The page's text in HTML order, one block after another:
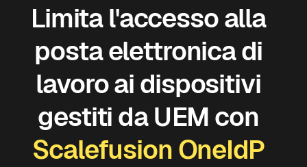
Limita l'accesso alla
posta elettronica di
lavoro ai dispositivi
gestiti da UEM con
Scalefusion OneIdP